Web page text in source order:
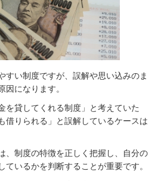
すい制度ですが、誤解や思い込みのま
因になります。
を貸してくれる制度」と考えていた
借りられる」と誤解しているケースは
、制度の特徴を正しく把握し、自分の
ているかを判断することが重要です。